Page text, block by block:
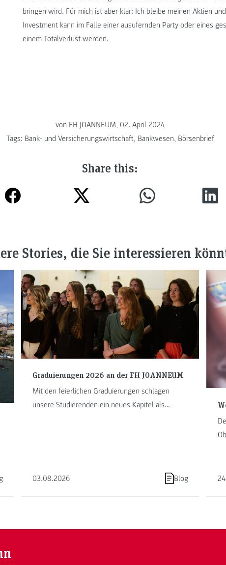
bringen wird. Für mich ist aber klar: Ich bleibe meinen Aktien
Investment kann im Falle einer ausufernden Party oder eines
einem Totalverlust werden.
von FH JOANNEUM, 02. April 2024
Tags: Bank- und Versicherungswirtschaft, Bankwesen, Börsenbrief
Share this:
Stories, die Sie interessieren
Graduierungen 2026 an der FH JOANNEUM
Mit den feierlichen Graduierungen schlagen
unsere Studierenden ein neues Kapitel als
03.08.2026 Blog